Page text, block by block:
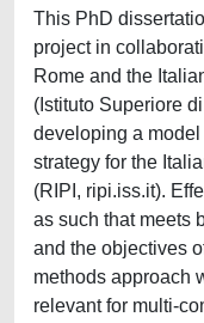
This PhD
project in
Rome and the
(Istituto Superiore
developing a
strategy for the
(RIPI, ripi.iss.it).
as such that meets
and the objectives
methods approach
relevant for multi-